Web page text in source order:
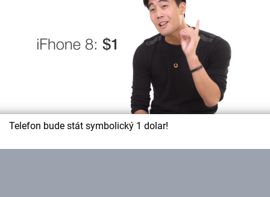
Telefon bude stát symbolický 1 dolar!